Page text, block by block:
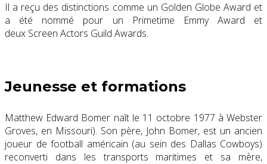
Il a reçu des distinctions comme un Golden Globe Award et
a été nommé pour un Primetime Emmy Award et
deux Screen Actors Guild Awards.
Jeunesse et formations
Matthew Edward Bomer naît le 11 octobre 1977 à Webster
Groves, en Missouri). Son père, John Bomer, est un ancien
joueur de football américain (au sein des Dallas Cowboys)
reconverti dans les transports maritimes et sa mère,